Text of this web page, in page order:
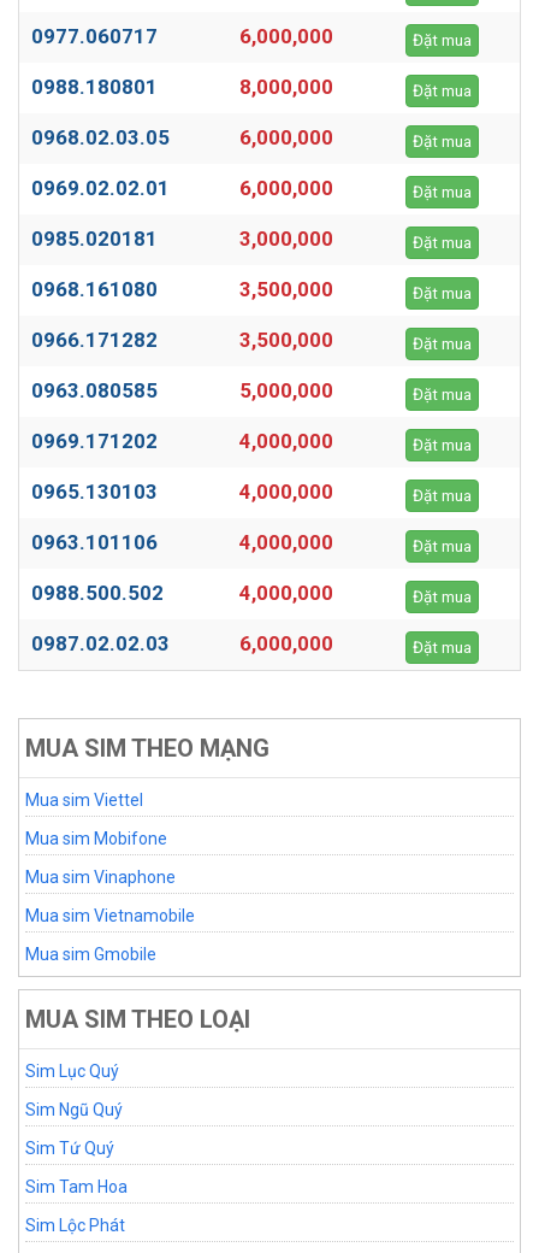
0977.060717 6,000,000 Đặt mua
0988.180801 8,000,000 Đặt mua
0968.02.03.05 6,000,000 Đặt mua
0969.02.02.01 6,000,000 Đặt mua
0985.020181 3,000,000 Đặt mua
0968.161080 3,500,000 Đặt mua
0966.171282 3,500,000 Đặt mua
0963.080585 5,000,000 Đặt mua
0969.171202 4,000,000 Đặt mua
0965.130103 4,000,000 Đặt mua
0963.101106 4,000,000 Đặt mua
0988.500.502 4,000,000 Đặt mua
0987.02.02.03 6,000,000 Đặt mua
MUA SIM THEO MẠNG
Mua sim Viettel
Mua sim Mobifone
Mua sim Vinaphone
Mua sim Vietnamobile
Mua sim Gmobile
MUA SIM THEO LOẠI
Sim Lục Quý
Sim Ngũ Quý
Sim Tứ Quý
Sim Tam Hoa
Sim Lộc Phát